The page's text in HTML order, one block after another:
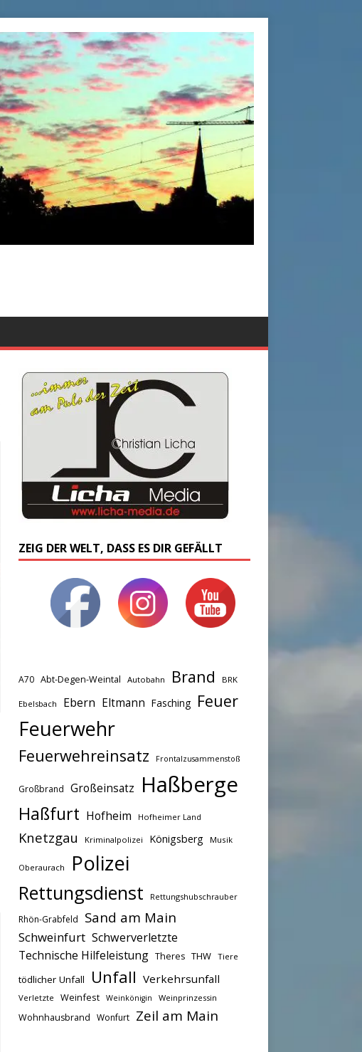
ZEIG DER WELT, DASS ES DIR GEFÄLLT
A70 Abt-Degen-Weintal Autobahn Brand BRK
Ebelsbach Ebern Eltmann Fasching Feuer
Feuerwehr
Feuerwehreinsatz Frontalzusammenstoß
Großbrand Großeinsatz Haßberge
Haßfurt Hofheim Hofheimer Land
Knetzgau Kriminalpolizei Königsberg Musik
Oberaurach Polizei
Rettungsdienst Rettungshubschrauber
Rhön-Grabfeld Sand am Main
Schweinfurt Schwerverletzte
Technische Hilfeleistung Theres THW Tiere
tödlicher Unfall Unfall Verkehrsunfall
Verletzte Weinfest Weinkönigin Weinprinzessin
Wohnhausbrand Wonfurt Zeil am Main